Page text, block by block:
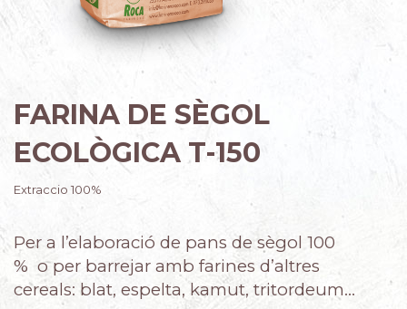
FARINA DE SÈGOL
ECOLÒGICA T-150
Extraccio 100%
Per a l’elaboració de pans de sègol 100
% o per barrejar amb farines d’altres
cereals: blat, espelta, kamut, tritordeum…